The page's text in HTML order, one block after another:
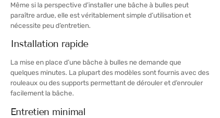
Même si la perspective d’installer une bâche à bulles peut
paraître ardue, elle est véritablement simple d’utilisation et
nécessite peu d’entretien.
Installation rapide
La mise en place d’une bâche à bulles ne demande que
quelques minutes. La plupart des modèles sont fournis avec des
rouleaux ou des supports permettant de dérouler et d’enrouler
facilement la bâche.
Entretien minimal